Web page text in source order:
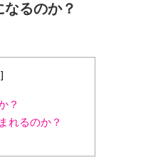
るのか？
]
？
れるのか？